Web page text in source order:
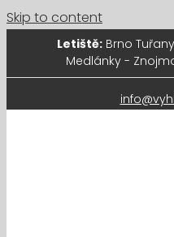
Skip to content
Letiště:Brno
Medlánky -